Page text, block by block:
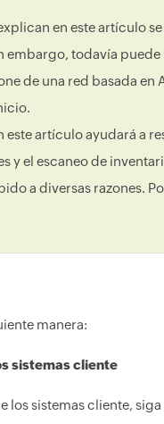
en este artículo
todavía
de una red basada
artículo ayudará a
y el escaneo de
a diversas razones.
manera:
sistemas cliente
los sistemas cliente,